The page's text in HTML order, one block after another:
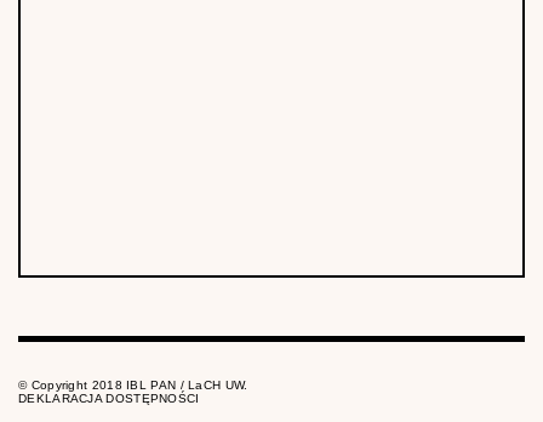
© Copyright 2018 IBL PAN / LaCH UW.
DEKLARACJA DOSTĘPNOŚCI